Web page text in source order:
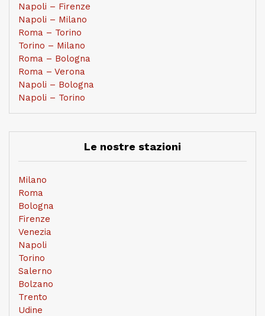
Napoli – Firenze
Napoli – Milano
Roma – Torino
Torino – Milano
Roma – Bologna
Roma – Verona
Napoli – Bologna
Napoli – Torino
Le nostre stazioni
Milano
Roma
Bologna
Firenze
Venezia
Napoli
Torino
Salerno
Bolzano
Trento
Udine